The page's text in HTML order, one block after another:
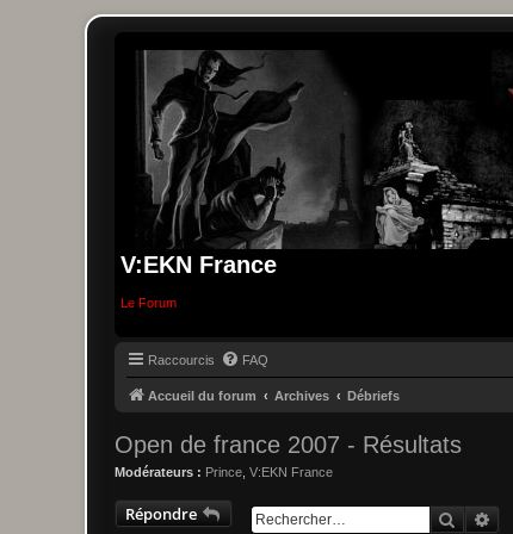
V:EKN France
Le Forum
Raccourcis FAQ
Accueil du forum Archives Débriefs
Open de france 2007 - Résultats
Modérateurs : Prince V:EKN France
Répondre